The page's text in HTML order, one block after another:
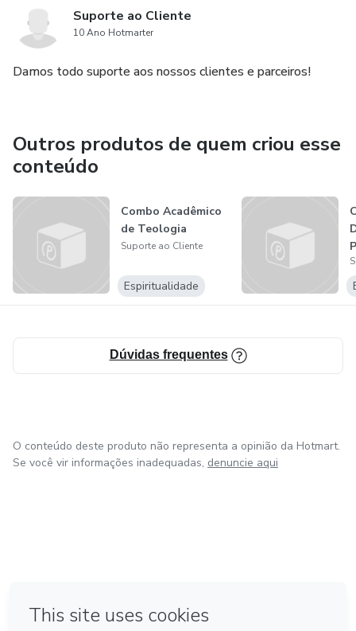
Suporte ao Cliente
10 Ano Hotmarter
Damos todo suporte aos nossos clientes e parceiros!
Outros produtos de quem criou esse
conteúdo
Combo Acadêmico
de Teologia
Suporte ao Cliente
Espiritualidade
Dúvidas frequentes
O conteúdo deste produto não representa a opinião da Hotmart.
Se você vir informações inadequadas, denuncie aqui
Feito com ❤ em Bogotá